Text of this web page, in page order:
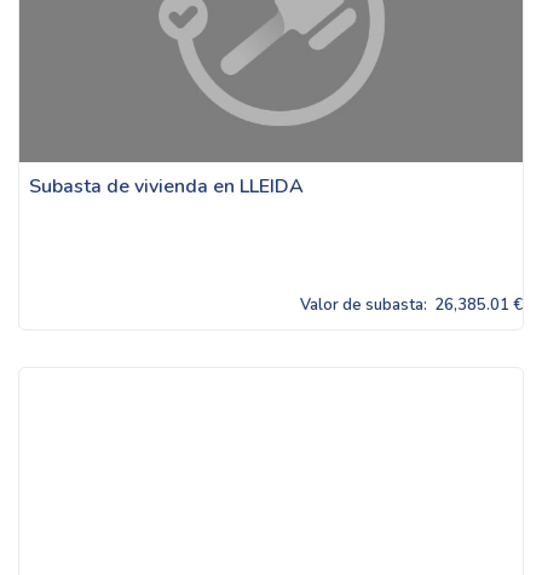
Subasta de vivienda en LLEIDA
Valor de subasta: 26,385.01 €